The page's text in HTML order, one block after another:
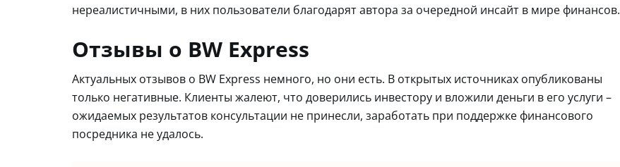
нереалистичными, в них пользователи благодарят автора за очередной инсайт в мире финансов.
Отзывы о BW Express
Актуальных отзывов о BW Express немного, но они есть. В открытых источниках опубликованы
только негативные. Клиенты жалеют, что доверились инвестору и вложили деньги в его услуги –
ожидаемых результатов консультации не принесли, заработать при поддержке финансового
посредника не удалось.